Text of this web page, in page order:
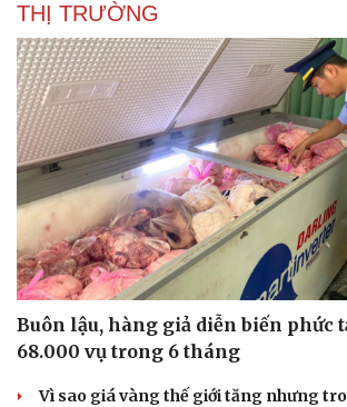
THỊ TRƯỜNG
Buôn lậu, hàng giả diễn biến phức
68.000 vụ trong 6 tháng
Vì sao giá vàng thế giới tăng nhưng